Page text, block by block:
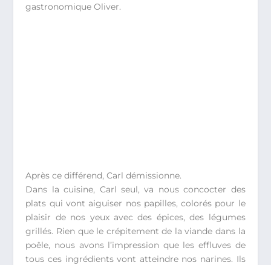
gastronomique Oliver.
Après ce différend, Carl démissionne.
Dans la cuisine, Carl seul, va nous concocter des
plats qui vont aiguiser nos papilles, colorés pour le
plaisir de nos yeux avec des épices, des légumes
grillés. Rien que le crépitement de la viande dans la
poêle, nous avons l’impression que les effluves de
tous ces ingrédients vont atteindre nos narines. Ils